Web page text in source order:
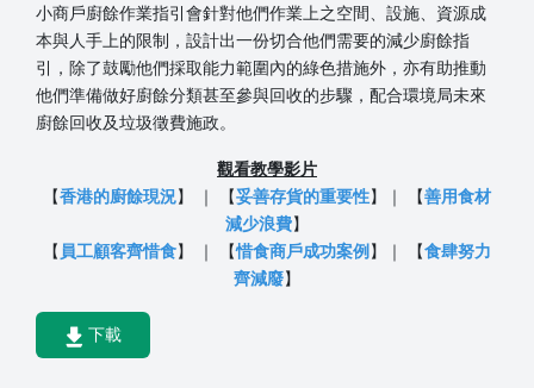
小商戶廚餘作業指引會針對他們作業上之空間、設施、資源成
本與人手上的限制，設計出一份切合他們需要的減少廚餘指
引，除了鼓勵他們採取能力範圍內的綠色措施外，亦有助推動
他們準備做好廚餘分類甚至參與回收的步驟，配合環境局未來
廚餘回收及垃圾徵費施政。
觀看教學影片
【香港的廚餘現況】 ｜ 【妥善存貨的重要性】｜ 【善用食材
減少浪費】
【員工顧客齊惜食】 ｜ 【惜食商戶成功案例】｜ 【食肆努力
齊減廢】
下載